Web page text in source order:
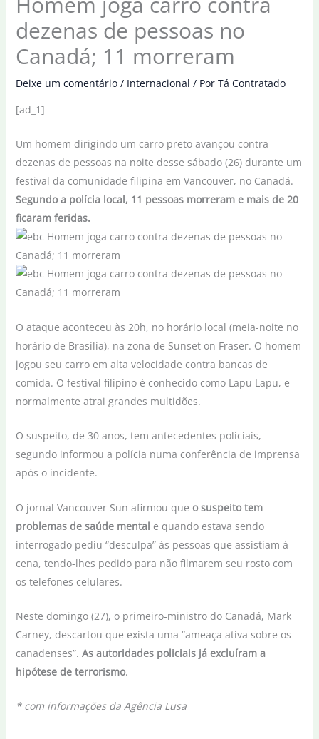
dezenas de pessoas no
Canadá; 11 morreram
Deixe um comentário / Internacional / Por Tá Contratado
[ad_1]
Um homem dirigindo um carro preto avançou contra
dezenas de pessoas na noite desse sábado (26) durante um
festival da comunidade filipina em Vancouver, no Canadá.
Segundo a polícia local, 11 pessoas morreram e mais de 20
ficaram feridas.
O ataque aconteceu às 20h, no horário local (meia-noite no
horário de Brasília), na zona de Sunset on Fraser. O homem
jogou seu carro em alta velocidade contra bancas de
comida. O festival filipino é conhecido como Lapu Lapu, e
normalmente atrai grandes multidões.
O suspeito, de 30 anos, tem antecedentes policiais,
segundo informou a polícia numa conferência de imprensa
após o incidente.
O jornal Vancouver Sun afirmou que o suspeito tem
problemas de saúde mental e quando estava sendo
interrogado pediu “desculpa” às pessoas que assistiam à
cena, tendo-lhes pedido para não filmarem seu rosto com
os telefones celulares.
Neste domingo (27), o primeiro-ministro do Canadá, Mark
Carney, descartou que exista uma “ameaça ativa sobre os
canadenses”. As autoridades policiais já excluíram a
hipótese de terrorismo.
* com informações da Agência Lusa